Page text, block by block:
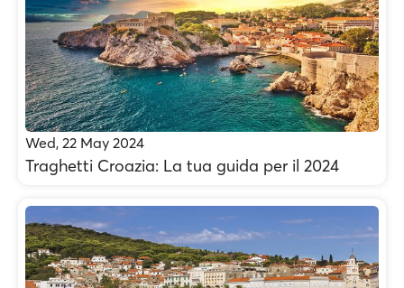
Wed, 22 May 2024
Traghetti Croazia: La tua guida per il 2024